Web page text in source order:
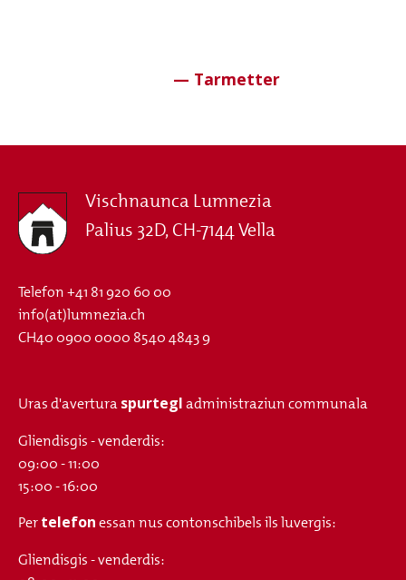
Vischnaunca Lumnezia
Palius 32D, CH-7144 Vella
Telefon+41 81 920 60 00
info(at)lumnezia.ch
CH40 0900 0000 8540 4843 9
Uras d'averturaspurtegladministraziun communala
Gliendisgis - venderdis:
09:00 - 11:00
15:00 - 16:00
Pertelefonessan nus contonschibels ils luvergis:
Gliendisgis - venderdis: